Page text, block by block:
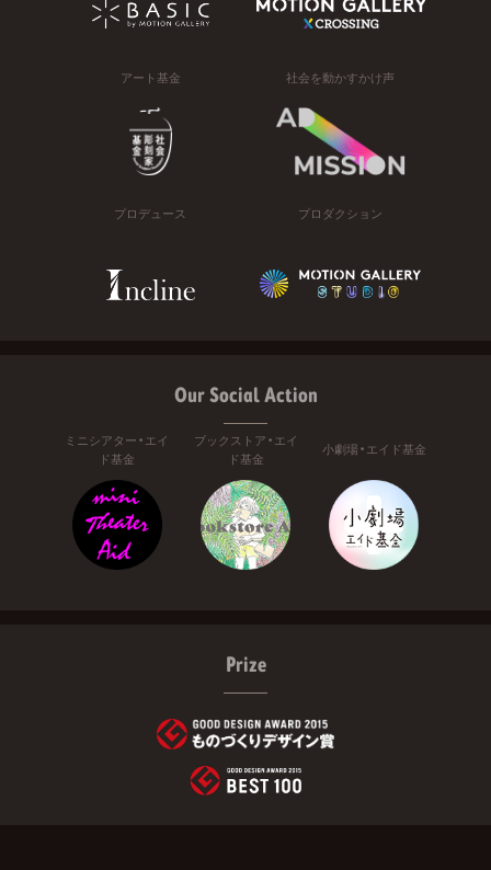
アート基金 社会を動かすかけ声
プロデュース プロダクション
Our Social Action
ミニシアター・エイ
ド基金
ブックストア・エイ
ド基金
小劇場・エイド基金
Prize